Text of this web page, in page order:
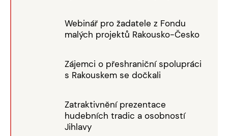
Webinář pro žadatele z Fondu
malých projektů Rakousko-Česko
Zájemci o přeshraniční spolupráci
s Rakouskem se dočkali
Zatraktivnění prezentace
hudebních tradic a osobností
Jihlavy